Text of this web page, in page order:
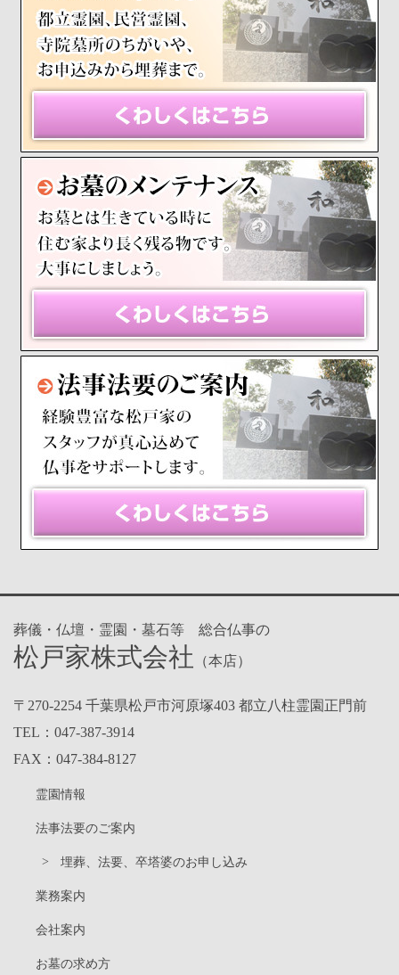
葬儀・仏壇・霊園・墓石等 総合仏事の
松戸家株式会社 （本店）
〒270-2254 千葉県松戸市河原塚403 都立八柱霊園正門前
TEL： 047-387-3914
FAX：047-384-8127
霊園情報
法事法要のご案内
埋葬、法要、卒塔婆のお申し込み
業務案内
会社案内
お墓の求め方